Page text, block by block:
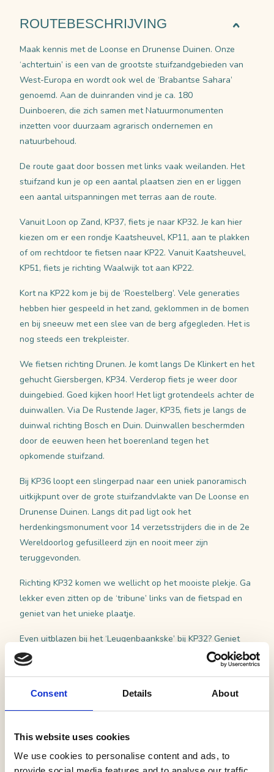
Consent Details About
This website uses cookies
We use cookies to personalise content and ads, to
ROUTEBESCHRIJVING
Maak kennis met de Loonse en Drunense Duinen. Onze
‘achtertuin’ is een van de grootste stuifzandgebieden van
West-Europa en wordt ook wel de ‘Brabantse Sahara’
genoemd. Aan de duinranden vind je ca. 180
Duinboeren, die zich samen met Natuurmonumenten
inzetten voor duurzaam agrarisch ondernemen en
natuurbehoud.
De route gaat door bossen met links vaak weilanden. Het
stuifzand kun je op een aantal plaatsen zien en er liggen
een aantal uitspanningen met terras aan de route.
Vanuit Loon op Zand, KP37, fiets je naar KP32. Je kan hier
kiezen om er een rondje Kaatsheuvel, KP11, aan te plakken
of om rechtdoor te fietsen naar KP22. Vanuit Kaatsheuvel,
KP51, fiets je richting Waalwijk tot aan KP22.
Kort na KP22 kom je bij de ‘Roestelberg’. Vele generaties
hebben hier gespeeld in het zand, geklommen in de bomen
en bij sneeuw met een slee van de berg afgegleden. Het is
nog steeds een trekpleister.
We fietsen richting Drunen. Je komt langs De Klinkert en het
gehucht Giersbergen, KP34. Verderop fiets je weer door
duingebied. Goed kijken hoor! Het ligt grotendeels achter de
duinwallen. Via De Rustende Jager, KP35, fiets je langs de
duinwal richting Bosch en Duin. Duinwallen beschermden
door de eeuwen heen het boerenland tegen het
opkomende stuifzand.
Bij KP36 loopt een slingerpad naar een uniek panoramisch
uitkijkpunt over de grote stuifzandvlakte van De Loonse en
Drunense Duinen. Langs dit pad ligt ook het
herdenkingsmonument voor 14 verzetsstrijders die in de 2e
Wereldoorlog gefusilleerd zijn en nooit meer zijn
teruggevonden.
Richting KP32 komen we wellicht op het mooiste plekje. Ga
lekker even zitten op de ‘tribune’ links van de fietspad en
geniet van het unieke plaatje.
Even uitblazen bij het ‘Leugenbaankske’ bij KP32? Geniet
van het vergezicht en maak een gezellig praatje. Tip: geloof
niet alles! Vervolgens fietsen we terug naar Loon op Zand,
Villa Pardoes en de Efteling door naar Kaatsheuvel.
de centra van Kaatsheuvel of Loon op Zand verwennen we
je graag met onze gastvrijheid en een hapje en drankje.